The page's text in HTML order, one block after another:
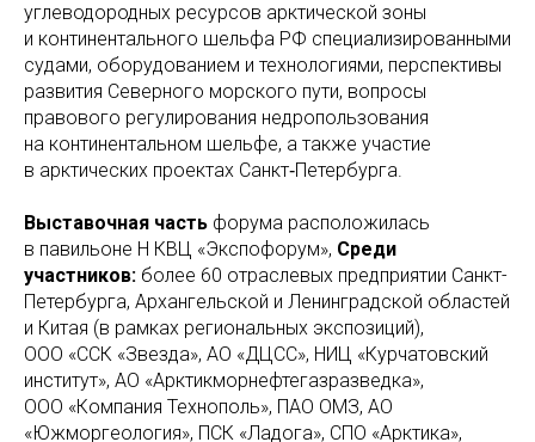
углеводородных ресурсов арктической зоны
и континентального шельфа РФ специализированными
судами, оборудованием и технологиями, перспективы
развития Северного морского пути, вопросы
правового регулирования недропользования
на континентальном шельфе, а также участие
в арктических проектах Санкт‑Петербурга.
Выставочная часть форума расположилась
в павильоне Н КВЦ «Экспофорум», Среди
участников: более 60 отраслевых предприятии Санкт-
Петербурга, Архангельской и Ленинградской областей
и Китая (в рамках региональных экспозиций),
ООО «ССК «Звезда», АО «ДЦСС», НИЦ «Курчатовский
институт», АО «Арктикморнефтегазразведка»,
ООО «Компания Технополь», ПАО ОМЗ, АО
«Южморгеология», ПСК «Ладога», СПО «Арктика»,